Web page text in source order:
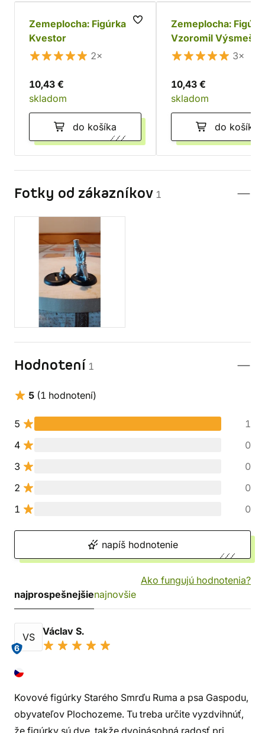
Zemeplocha: Figúrka
Kvestor
2×
10,43 €
skladom
do košíka
Zemeplocha:
Vzoromil Výsmešok
3×
10,43 €
skladom
do košíka
Fotky od zákazníkov 1
Hodnotení 1
5 (1 hodnotení)
5
1
4
0
3
0
2
0
1
0
napíš hodnotenie
Ako fungujú hodnotenia?
najprospešnejšienajnovšie
VS
6
Václav S.
Kovové figúrky Starého Smrďu Ruma a psa Gaspodu,
obyvateľov Plochozeme. Tu treba určite vyzdvihnúť,
že figúrky sú dve, takže dvojnásobná radosť pri